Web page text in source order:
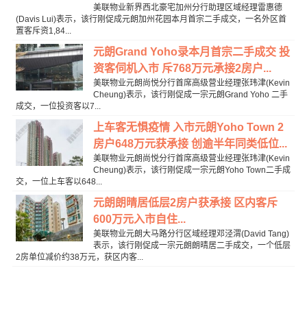
美联物业新界西北豪宅加州分行助理区域经理雷惠德
(Davis Lui)表示，该行刚促成元朗加州花园本月首宗二手成交，一名外区首
置客斥资1,84...
元朗Grand Yoho录本月首宗二手成交 投
资客伺机入市 斥768万元承接2房户...
美联物业元朗尚悦分行首席高级营业经理张玮津(Kevin
Cheung)表示，该行刚促成一宗元朗Grand Yoho 二手
成交，一位投资客以7...
上车客无惧疫情 入市元朗Yoho Town 2
房户648万元获承接 创逾半年同类低位...
美联物业元朗尚悦分行首席高级营业经理张玮津(Kevin
Cheung)表示，该行刚促成一宗元朗Yoho Town二手成
交，一位上车客以648...
元朗朗晴居低层2房户获承接 区内客斥
600万元入市自住...
美联物业元朗大马路分行区域经理邓泾渭(David Tang)
表示，该行刚促成一宗元朗朗晴居二手成交，一个低层
2房单位减价约38万元，获区内客...